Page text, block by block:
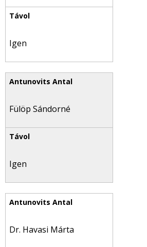
Igen
Fülöp Sándorné
Igen
Dr. Havasi Márta